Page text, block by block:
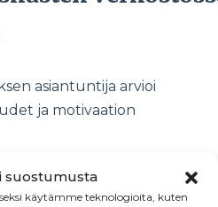
suostumusta
käytämme teknologioita, kuten
asiantuntija arvioi
ja motivaation
syntyy
jota työllisyysalue